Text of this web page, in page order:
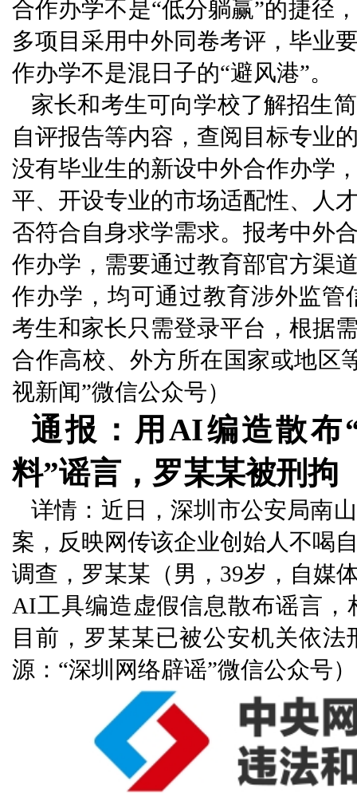
合作办学不是“低分躺赢”的捷径
多项目采用中外同卷考评，毕业
作办学不是混日子的“避风港”。
家长和考生可向学校了解招生
自评报告等内容，查阅目标专业
没有毕业生的新设中外合作办学
平、开设专业的市场适配性、人
否符合自身求学需求。报考中外
作办学，需要通过教育部官方渠
作办学，均可通过教育涉外监管
考生和家长只需登录平台，根据
合作高校、外方所在国家或地区
视新闻”微信公众号）
通报：用AI编造散布
料”谣言，罗某某被刑拘
详情：近日，深圳市公安局南
案，反映网传该企业创始人不喝
调查，罗某某（男，39岁，自媒
AI工具编造虚假信息散布谣言
目前，罗某某已被公安机关依
源：“深圳网络辟谣”微信公众号）